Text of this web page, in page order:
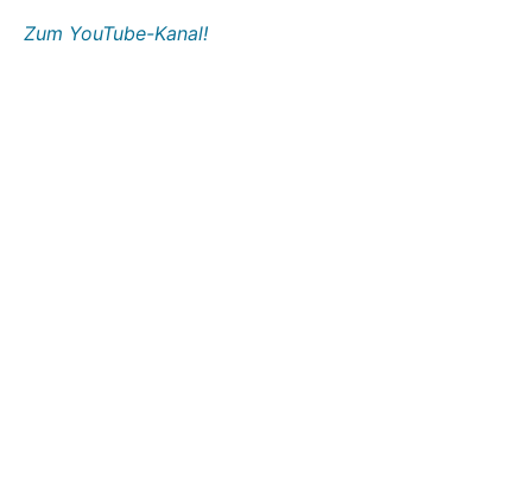
Zum YouTube-Kanal!